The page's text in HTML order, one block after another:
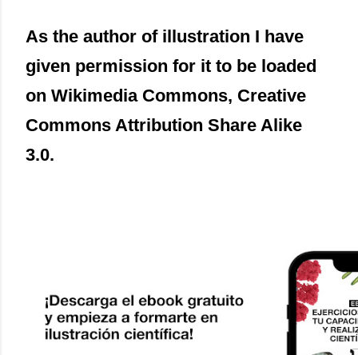
As the author of illustration I have
given permission for it to be loaded
on Wikimedia Commons, Creative
Commons Attribution Share Alike
3.0.